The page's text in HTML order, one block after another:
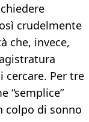
crudelmente
che, invece,
cercare. Per tre
“semplice”
colpo di sonno